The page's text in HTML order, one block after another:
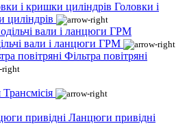
Головки і
циліндрів
вали і ланцюги ГРМ
Фільтра повітряні
Трансмісія
Ланцюги привідні